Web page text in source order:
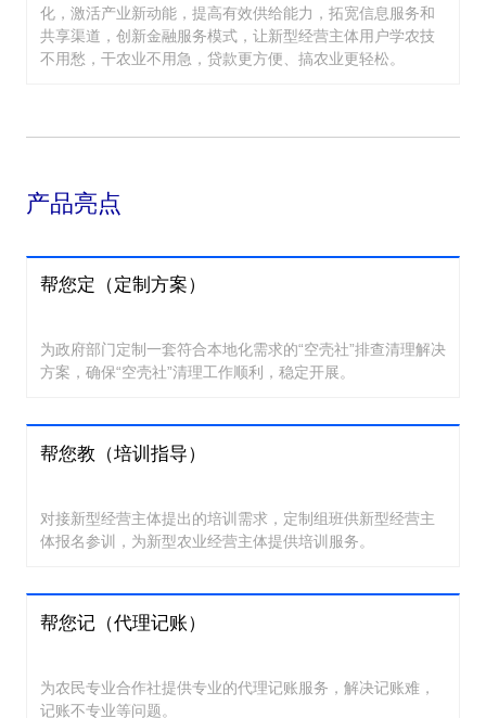
化，激活产业新动能，提高有效供给能力，拓宽信息服务和
共享渠道，创新金融服务模式，让新型经营主体用户学农技
不用愁，干农业不用急，贷款更方便、搞农业更轻松。
产品亮点
帮您定（定制方案）
为政府部门定制一套符合本地化需求的“空壳社”排查清理解决
方案，确保“空壳社”清理工作顺利，稳定开展。
帮您教（培训指导）
对接新型经营主体提出的培训需求，定制组班供新型经营主
体报名参训，为新型农业经营主体提供培训服务。
帮您记（代理记账）
为农民专业合作社提供专业的代理记账服务，解决记账难，
记账不专业等问题。